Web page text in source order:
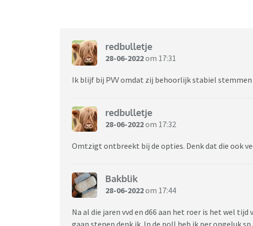
redbulletje
28-06-2022om 17:31
Ik blijf bij PVV omdat zij behoorlijk stabiel
redbulletje
28-06-2022om 17:32
Omtzigt ontbreekt bij de opties. Denk dat die ook
Bakblik
28-06-2022om 17:44
Na al die jaren vvd en d66 aan het roer is het wel
gaan stenen denk ik. In de poll heb ik per ongeluk